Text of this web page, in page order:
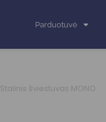
Parduotuvė
Stalinis šviestuvas MONO